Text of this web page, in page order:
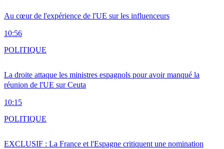
Au cœur de l'expérience de l'UE sur les influenceurs
10:56
La droite attaque les ministres espagnols pour avoir manqué la
réunion de l'UE sur Ceuta
10:15
POLITIQUE
EXCLUSIF : La France et l'Espagne critiquent une nomination
POLITIQUE